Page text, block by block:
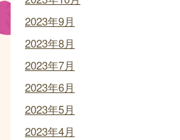
2023年9月
2023年8月
2023年7月
2023年6月
2023年5月
2023年4月